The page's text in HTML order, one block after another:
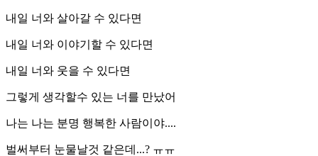
내일 너와 살아갈 수 있다면
내일 너와 이야기할 수 있다면
내일 너와 웃을 수 있다면
그렇게 생각할수 있는 너를 만났어
나는 나는 분명 행복한 사람이야....
벌써부터 눈물날것 같은데...? ㅠㅠ